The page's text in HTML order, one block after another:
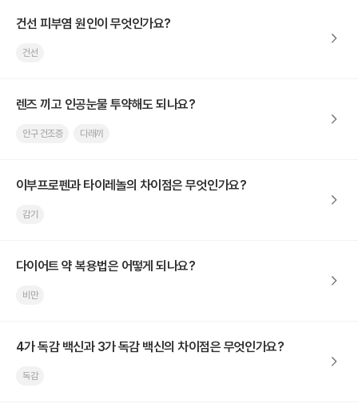
건선 피부염 원인이 무엇인가요?
건선
렌즈 끼고 인공눈물 투약해도 되나요?
안구 건조증 다래끼
이부프로펜과 타이레놀의 차이점은 무엇인가요?
감기
다이어트 약 복용법은 어떻게 되나요?
비만
4가 독감 백신과 3가 독감 백신의 차이점은 무엇인가요?
독감